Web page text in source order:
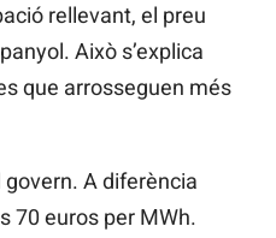
rellevant, el preu
Això s’explica
que arrosseguen més
govern. A diferència
70 euros per MWh.